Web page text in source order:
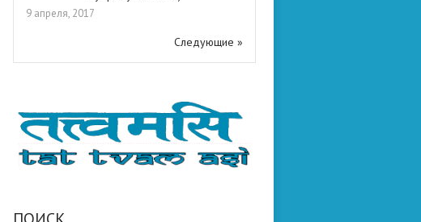
9 апреля, 2017
Следующие »